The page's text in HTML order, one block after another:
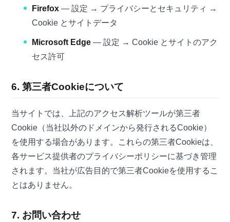
Firefox — 設定 → プライバシーとセキュリティ →
Cookie とサイトデータ
Microsoft Edge — 設定 → Cookie とサイトのアク
セス許可
6. 第三者Cookieについて
当サイトでは、上記のアクセス解析ツールが第三者
Cookie（当社以外のドメインから発行されるCookie）
を使用する場合があります。これらの第三者Cookieは、
各サービス提供者のプライバシーポリシーに基づき管理
されます。当社が広告目的で第三者Cookieを使用するこ
とはありません。
7. お問い合わせ